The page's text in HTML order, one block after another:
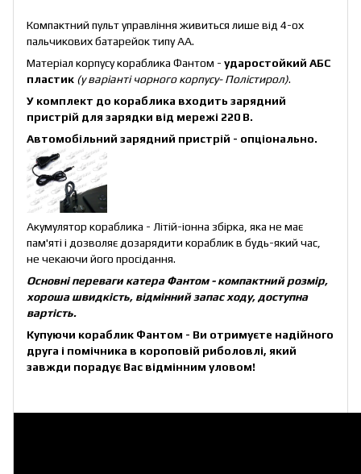
Компактний пульт управління живиться лише від 4-ох
пальчикових батарейок типу АА.
Матеріал корпусу кораблика Фантом - ударостойкий АБС
пластик (у варіанті чорного корпусу- Полістирол).
У комплект до кораблика входить зарядний
пристрій для зарядки від мережі 220 В.
Автомобільний зарядний пристрій - опціонально.
Акумулятор кораблика - Літій-іонна збірка, яка не має
пам'яті і дозволяє дозарядити кораблик в будь-який час,
не чекаючи його просідання.
Основні переваги катера Фантом - компактний розмір,
хороша швидкість, відмінний запас ходу, доступна
вартість.
Купуючи кораблик Фантом - Ви отримуєте надійного
друга і помічника в короповій риболовлі, який
завжди порадує Вас відмінним уловом!